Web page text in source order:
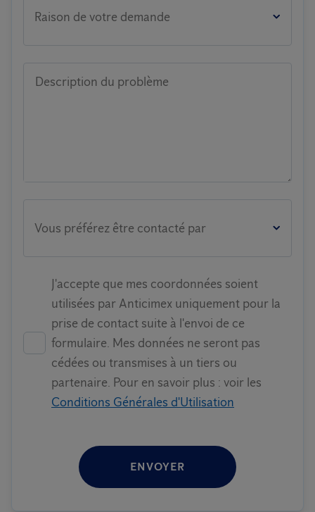
Raison de votre demande
Description du problème
Vous préférez être contacté par
J'accepte que mes coordonnées soient
utilisées par Anticimex uniquement pour la
prise de contact suite à l'envoi de ce
formulaire. Mes données ne seront pas
cédées ou transmises à un tiers ou
partenaire. Pour en savoir plus : voir les
Conditions Générales d'Utilisation
ENVOYER